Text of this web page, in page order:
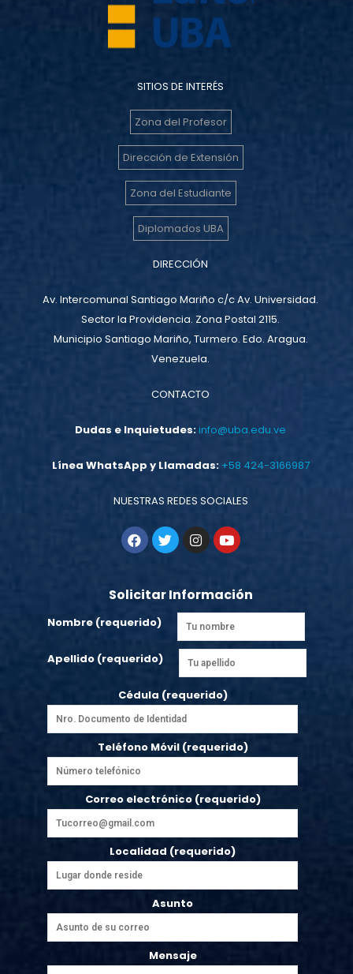
SITIOS DE INTERÉS
Zona del Profesor
Dirección de Extensión
Zona del Estudiante
Diplomados UBA
DIRECCIÓN
Av. Intercomunal Santiago Mariño c/c Av. Universidad.
Sector la Providencia. Zona Postal 2115.
Municipio Santiago Mariño, Turmero. Edo. Aragua.
Venezuela.
CONTACTO
Dudas e Inquietudes:info@uba.edu.ve
Línea WhatsApp y Llamadas:+58 424-3166987
NUESTRAS REDES SOCIALES
Solicitar Información
Nombre (requerido)
Apellido (requerido)
Cédula (requerido)
Teléfono Móvil (requerido)
Correo electrónico (requerido)
Localidad (requerido)
Asunto
Mensaje